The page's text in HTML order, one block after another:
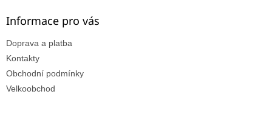
Informace pro vás
Doprava a platba
Kontakty
Obchodní podmínky
Velkoobchod